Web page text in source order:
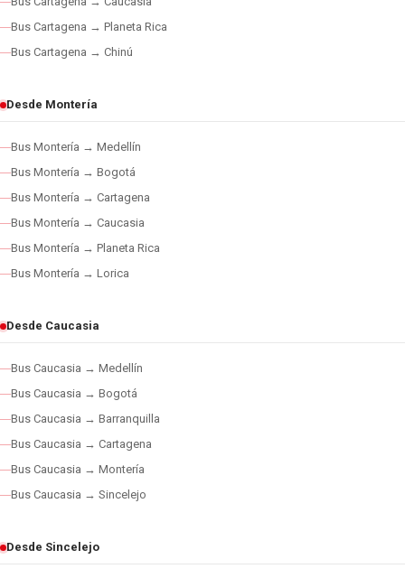
Bus Cartagena → Planeta Rica
Bus Cartagena → Chinú
Desde Montería
Bus Montería → Medellín
Bus Montería → Bogotá
Bus Montería → Cartagena
Bus Montería → Caucasia
Bus Montería → Planeta Rica
Bus Montería → Lorica
Desde Caucasia
Bus Caucasia → Medellín
Bus Caucasia → Bogotá
Bus Caucasia → Barranquilla
Bus Caucasia → Cartagena
Bus Caucasia → Montería
Bus Caucasia → Sincelejo
Desde Sincelejo